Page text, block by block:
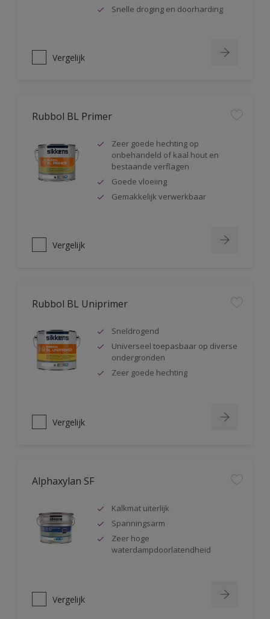
Snelle droging en doorharding
Vergelijk
Rubbol BL Primer
Zeer goede hechting op
onbehandeld of kaal hout en
bestaande verflagen
Goede vloeiing
Gemakkelijk verwerkbaar
Vergelijk
Rubbol BL Uniprimer
Sneldrogend
Universeel toepasbaar op diverse
ondergronden
Zeer goede hechting
Vergelijk
Alphaxylan SF
Kalkmat uiterlijk
Spanningsarm
Zeer hoge
waterdampdoorlatendheid
Vergelijk